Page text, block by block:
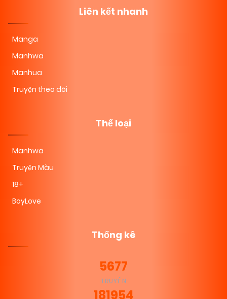
Liên kết nhanh
Manga
Manhwa
Manhua
Truyện theo dõi
Thể loại
Manhwa
Truyện Màu
18+
BoyLove
Thống kê
5677
TRUYỆN
181954